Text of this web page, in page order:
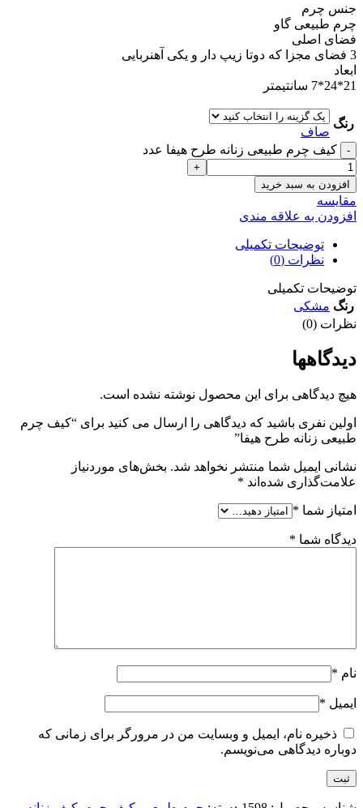
جنس چرم
چرم طبیعی گاو
فضای اصلی
3 فضای مجزا که دوتا زیپ دار و یکی آهنربایی
ابعاد
21*24*7 سانتیمتر
رنگ
صاف
کیف چرم طبیعی زنانه طرح هیفا عدد
افزودن به سبد خرید
مقايسه
افزودن به علاقه مندی
توضیحات تکمیلی
نظرات (0)
توضیحات تکمیلی
رنگ مشکی
نظرات (0)
دیدگاهها
هیچ دیدگاهی برای این محصول نوشته نشده است.
اولین نفری باشید که دیدگاهی را ارسال می کنید برای “کیف چرم
طبیعی زنانه طرح هیفا”
نشانی ایمیل شما منتشر نخواهد شد. بخش‌های موردنیاز
علامت‌گذاری شده‌اند *
امتیاز شما *
دیدگاه شما *
نام *
ایمیل *
ذخیره نام، ایمیل و وبسایت من در مرورگر برای زمانی که
دوباره دیدگاهی می‌نویسم.